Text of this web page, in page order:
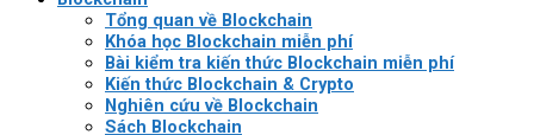
Tổng quan về Blockchain
Khóa học Blockchain miễn phí
Bài kiểm tra kiến thức Blockchain miễn phí
Kiến thức Blockchain & Crypto
Nghiên cứu về Blockchain
Sách Blockchain